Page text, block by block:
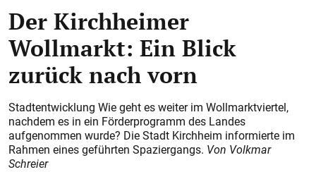
Der Kirchheimer
Wollmarkt: Ein Blick
zurück nach vorn
Stadtentwicklung Wie geht es weiter im Wollmarktviertel,
nachdem es in ein Förderprogramm des Landes
aufgenommen wurde? Die Stadt Kirchheim informierte im
Rahmen eines geführten Spaziergangs. Von Volkmar
Schreier